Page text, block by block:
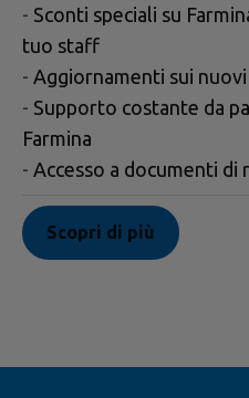
- Sconti speciali su
tuo staff
- Aggiornamenti sui
- Supporto costante da
Farmina
- Accesso a documenti di
Scopri di più